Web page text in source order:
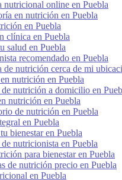
nutricional online en Puebla
en nutrición en Puebla
en Puebla
clínica en Puebla
salud en Puebla
recomendado en Puebla
de nutrición cerca de mi
nutrición en Puebla
nutrición a domicilio en
nutrición en Puebla
de nutrición en Puebla
en Puebla
bienestar en Puebla
nutricionista en Puebla
para bienestar en Puebla
de nutrición precio en Puebla
en Puebla